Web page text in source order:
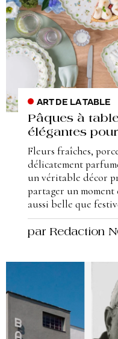
ART DE LA TABLE
Pâques à
élégantes
Fleurs fraîches,
délicatement
un véritable décor
partager un
aussi belle que
par Redaction